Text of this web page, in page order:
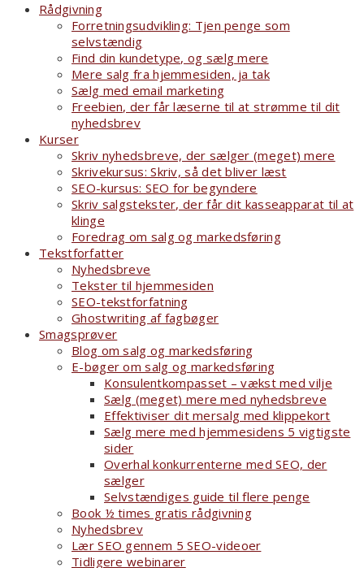
Rådgivning
Forretningsudvikling: Tjen penge som
selvstændig
Find din kundetype, og sælg mere
Mere salg fra hjemmesiden, ja tak
Sælg med email marketing
Freebien, der får læserne til at strømme til dit
nyhedsbrev
Kurser
Skriv nyhedsbreve, der sælger (meget) mere
Skrivekursus: Skriv, så det bliver læst
SEO-kursus: SEO for begyndere
Skriv salgstekster, der får dit kasseapparat til at
klinge
Foredrag om salg og markedsføring
Tekstforfatter
Nyhedsbreve
Tekster til hjemmesiden
SEO-tekstforfatning
Ghostwriting af fagbøger
Smagsprøver
Blog om salg og markedsføring
E-bøger om salg og markedsføring
Konsulentkompasset – vækst med vilje
Sælg (meget) mere med nyhedsbreve
Effektiviser dit mersalg med klippekort
Sælg mere med hjemmesidens 5 vigtigste
sider
Overhal konkurrenterne med SEO, der
sælger
Selvstændiges guide til flere penge
Book ½ times gratis rådgivning
Nyhedsbrev
Lær SEO gennem 5 SEO-videoer
Tidligere webinarer